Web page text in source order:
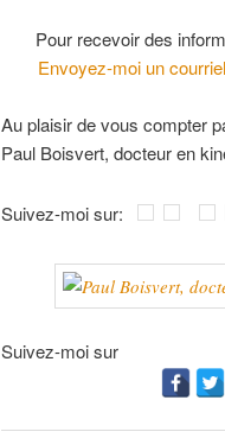
Pour recevoir des
Envoyez-moi un
Au plaisir de vous compter
Paul Boisvert, docteur en
Suivez-moi sur:
Suivez-moi sur